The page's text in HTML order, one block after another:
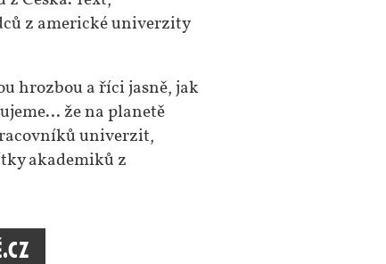
z americké univerzity
hrozbou a říci jasně, jak
že na planetě
univerzit,
akademiků z